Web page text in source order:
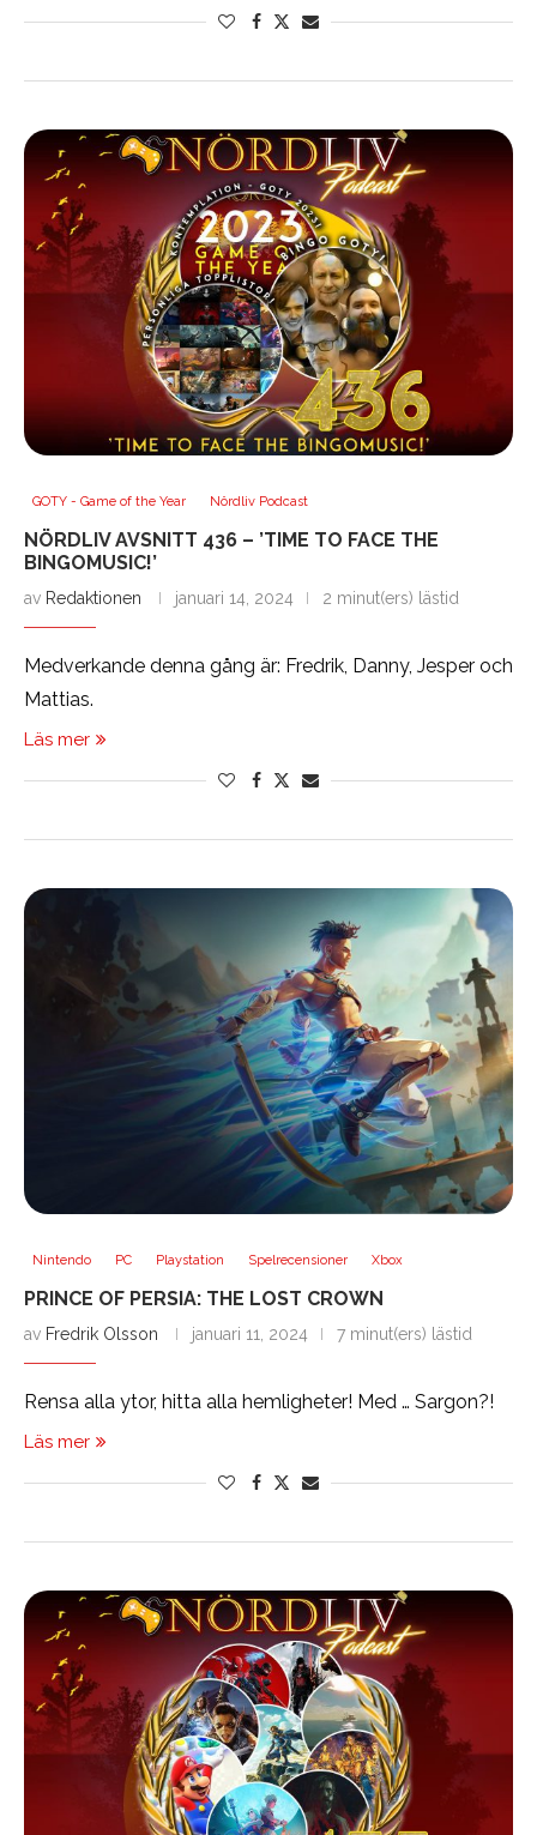
GOTY - Game of the Year Nördliv Podcast
NÖRDLIV AVSNITT 436 – ’TIME TO FACE THE
BINGOMUSIC!’
av Redaktionen januari 14, 2024 2 minut(ers) lästid
Medverkande denna gång är: Fredrik, Danny, Jesper och
Mattias.
Läs mer
Nintendo PC Playstation Spelrecensioner Xbox
PRINCE OF PERSIA: THE LOST CROWN
av Fredrik Olsson januari 11, 2024 7 minut(ers) lästid
Rensa alla ytor, hitta alla hemligheter! Med … Sargon?!
Läs mer